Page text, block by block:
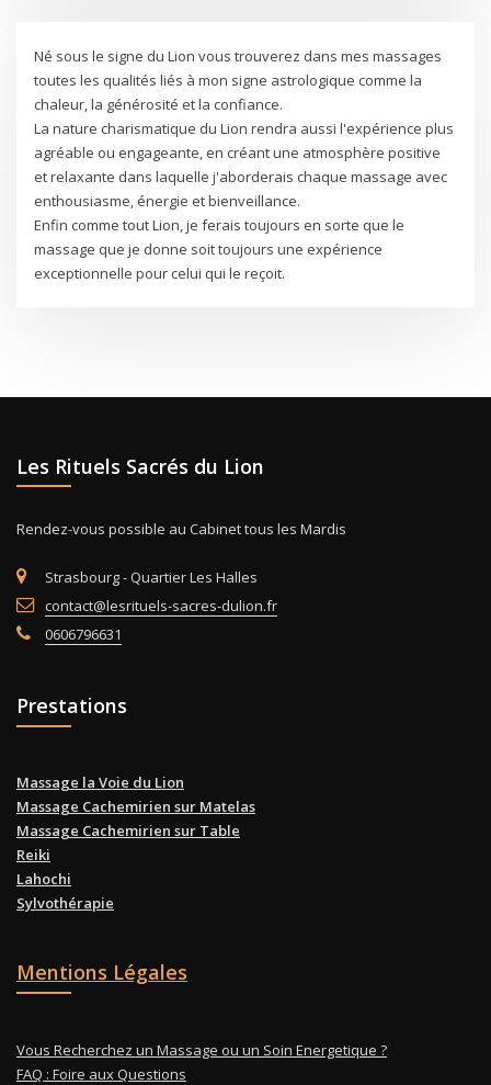
Né sous le signe du Lion vous trouverez dans mes massages
toutes les qualités liés à mon signe astrologique comme la
chaleur, la générosité et la confiance.
La nature charismatique du Lion rendra aussi l'expérience plus
agréable ou engageante, en créant une atmosphère positive
et relaxante dans laquelle j'aborderais chaque massage avec
enthousiasme, énergie et bienveillance.
Enfin comme tout Lion, je ferais toujours en sorte que le
massage que je donne soit toujours une expérience
exceptionnelle pour celui qui le reçoit.
Les Rituels Sacrés du Lion
Rendez-vous possible au Cabinet tous les Mardis
Strasbourg - Quartier Les Halles
contact@lesrituels-sacres-dulion.fr
0606796631
Prestations
Massage la Voie du Lion
Massage Cachemirien sur Matelas
Massage Cachemirien sur Table
Reiki
Lahochi
Sylvothérapie
Mentions Légales
Vous Recherchez un Massage ou un Soin Energetique ?
FAQ : Foire aux Questions